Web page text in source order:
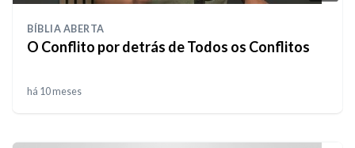
BÍBLIA ABERTA
O Conflito por detrás de Todos os Conflitos
há 10 meses